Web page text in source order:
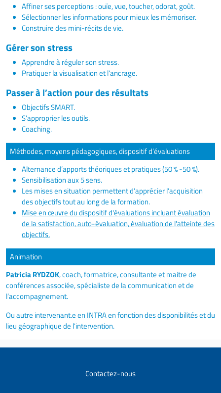
Affiner ses perceptions : ouïe, vue, toucher, odorat, goût.
Sélectionner les informations pour mieux les mémoriser.
Construire des mini-récits de vie.
Gérer son stress
Apprendre à réguler son stress.
Pratiquer la visualisation et l'ancrage.
Passer à l’action pour des résultats
Objectifs SMART.
S’approprier les outils.
Coaching.
Méthodes, moyens pédagogiques, dispositif d’évaluations
Alternance d’apports théoriques et pratiques (50 % -50 %).
Sensibilisation aux 5 sens.
Les mises en situation permettent d’apprécier l’acquisition
des objectifs tout au long de la formation.
Mise en œuvre du dispositif d'évaluations incluant évaluation
de la satisfaction, auto-évaluation, évaluation de l'atteinte des
objectifs.
Animation
Patricia RYDZOK, coach, formatrice, consultante et maitre de
conférences associée, spécialiste de la communication et de
l’accompagnement.
Ou autre intervenant.e en INTRA en fonction des disponibilités et du
lieu géographique de l'intervention.
Contactez-nous